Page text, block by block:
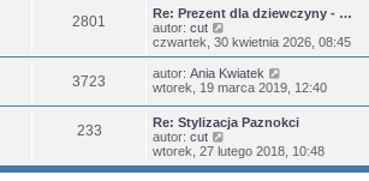
s
z
y
p
s
t
n
a
j
o
w
s
z
p
o
w
e
n
a
j
n
w
s
2801
Re: Prezent dla dziewczyny - …
autor: cut
y
ś
w
i
l
a
j
czwartek, 30 kwietnia 2026, 08:45
3723 autor: Ania Kwiatek
y
w
i
e
t
l
wtorek, 19 marca 2019, 12:40
233
Re: Stylizacja Paznokci
autor: cut
y
ś
wtorek, 27 lutego 2018, 10:48